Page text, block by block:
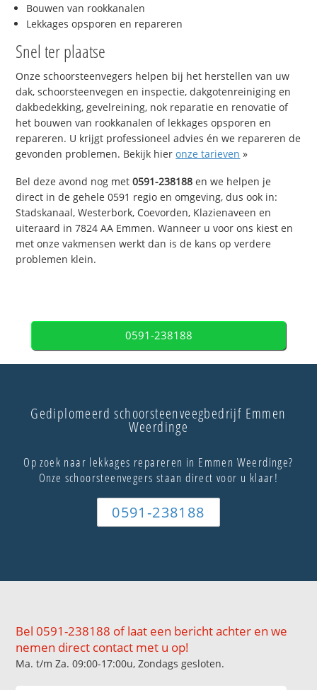
Bouwen van rookkanalen
Lekkages opsporen en repareren
Snel ter plaatse
Onze schoorsteenvegers helpen bij het herstellen van uw
dak, schoorsteenvegen en inspectie, dakgotenreiniging en
dakbedekking, gevelreining, nok reparatie en renovatie of
het bouwen van rookkanalen of lekkages opsporen en
repareren. U krijgt professioneel advies én we repareren de
gevonden problemen. Bekijk hieronze tarieven »
Bel deze avond nog met0591-238188 en we helpen je
direct in de gehele 0591 regio en omgeving, dus ook in:
Stadskanaal, Westerbork, Coevorden, Klazienaveen en
uiteraard in 7824 AA Emmen. Wanneer u voor ons kiest en
met onze vakmensen werkt dan is de kans op verdere
problemen klein.
0591-238188
Gediplomeerd schoorsteenveegbedrijf Emmen
Weerdinge
Op zoek naar lekkages repareren in Emmen Weerdinge?
Onze schoorsteenvegers staan direct voor u klaar!
0591-238188
Bel 0591-238188 of laat een bericht achter en we
nemen direct contact met u op!
Ma. t/m Za. 09:00-17:00u, Zondags gesloten.